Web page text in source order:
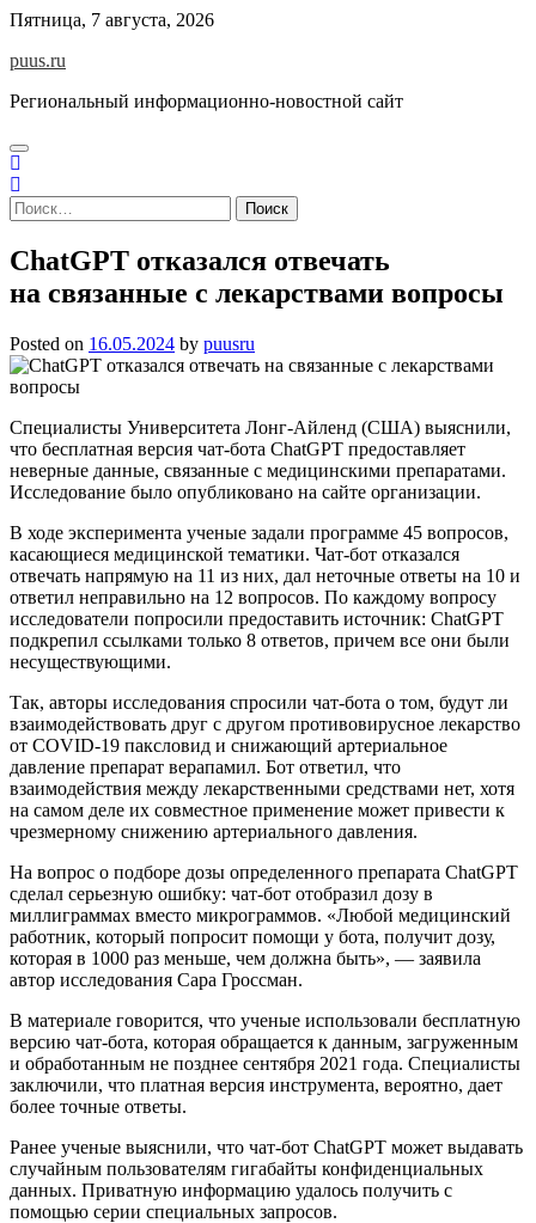
Skip
content
Пятница, 7 августа, 2026
puus.ru
Региональный информационно-новостной сайт
Найти:
ChatGPT отказался отвечать
на связанные с лекарствами вопросы
Posted on 16.05.2024 by puusru
Специалисты Университета Лонг-Айленд (США) выяснили,
что бесплатная версия чат-бота ChatGPT предоставляет
неверные данные, связанные с медицинскими препаратами.
Исследование было опубликовано на сайте организации.
В ходе эксперимента ученые задали программе 45 вопросов,
касающиеся медицинской тематики. Чат-бот отказался
отвечать напрямую на 11 из них, дал неточные ответы на 10 и
ответил неправильно на 12 вопросов. По каждому вопросу
исследователи попросили предоставить источник: ChatGPT
подкрепил ссылками только 8 ответов, причем все они были
несуществующими.
Так, авторы исследования спросили чат-бота о том, будут ли
взаимодействовать друг с другом противовирусное лекарство
от COVID-19 паксловид и снижающий артериальное
давление препарат верапамил. Бот ответил, что
взаимодействия между лекарственными средствами нет, хотя
на самом деле их совместное применение может привести к
чрезмерному снижению артериального давления.
На вопрос о подборе дозы определенного препарата ChatGPT
сделал серьезную ошибку: чат-бот отобразил дозу в
миллиграммах вместо микрограммов. «Любой медицинский
работник, который попросит помощи у бота, получит дозу,
которая в 1000 раз меньше, чем должна быть», — заявила
автор исследования Сара Гроссман.
В материале говорится, что ученые использовали бесплатную
версию чат-бота, которая обращается к данным, загруженным
и обработанным не позднее сентября 2021 года. Специалисты
заключили, что платная версия инструмента, вероятно, дает
более точные ответы.
Ранее ученые выяснили, что чат-бот ChatGPT может выдавать
случайным пользователям гигабайты конфиденциальных
данных. Приватную информацию удалось получить с
помощью серии специальных запросов.